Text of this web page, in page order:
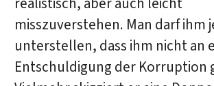
misszuverstehen. Man darf ihm
unterstellen, dass ihm nicht an
Entschuldigung der Korruption